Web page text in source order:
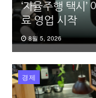
‘자율주행 택시
료 영업 시작
8월 5, 2026
경제